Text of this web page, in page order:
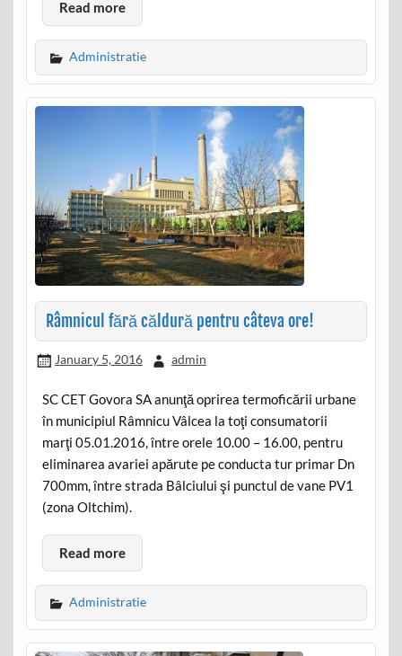
Read more
Administratie
Râmnicul fără căldură pentru câteva ore!
January 5, 2016 admin
SC CET Govora SA anunţă oprirea termoficării urbane
în municipiul Râmnicu Vâlcea la toţi consumatorii
marţi 05.01.2016, între orele 10.00 – 16.00, pentru
eliminarea avariei apărute pe conducta tur primar Dn
700mm, între strada Bâlciului şi punctul de vane PV1
(zona Oltchim).
Read more
Administratie